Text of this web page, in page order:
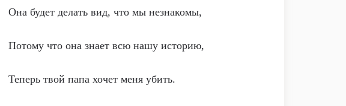
Она будет делать вид, что мы незнакомы,
Потому что она знает всю нашу историю,
Теперь твой папа хочет меня убить.